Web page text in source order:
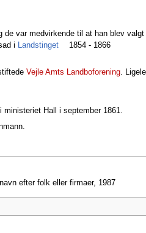
de var medvirkende til at han blev valgt
i Landstinget 1854 - 1866
Vejle Amts Landboforening.
ministeriet Hall i september 1861.
efter folk eller firmaer, 1987